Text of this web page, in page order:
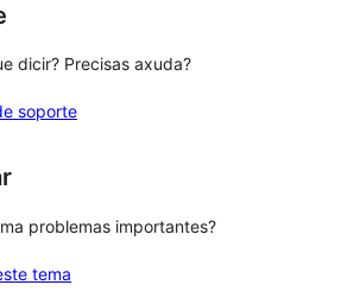
dicir? Precisas axuda?
soporte
problemas importantes?
tema